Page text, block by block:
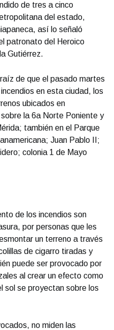
de tres a cinco
del estado,
así lo señaló
patronato del Heroico
Gutiérrez.
de que el pasado martes
en esta ciudad, los
ubicados en
la 6a Norte Poniente y
también en el Parque
Juan Pablo II;
colonia 1 de Mayo
de los incendios son
por personas que les
un terreno a través
de cigarro tiradas y
puede ser provocado por
al crear un efecto como
sol se proyectan sobre los
no miden las